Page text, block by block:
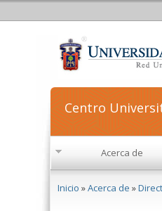
Centro
Acerca de
Inicio »Acerca de »